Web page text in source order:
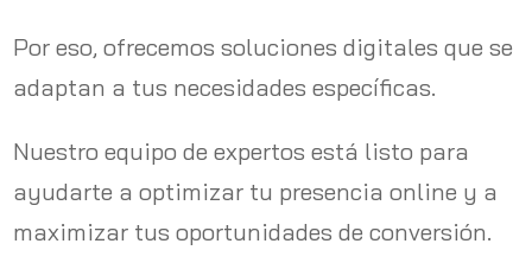
Por eso, ofrecemos soluciones digitales que se
adaptan a tus necesidades específicas.
Nuestro equipo de expertos está listo para
ayudarte a optimizar tu presencia online y a
maximizar tus oportunidades de conversión.